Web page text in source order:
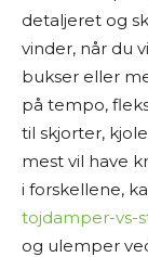
detaljeret og
vinder, når du
bukser eller
på tempo,
til skjorter,
mest vil have
i forskellene,
tojdamper-vs-
og ulemper